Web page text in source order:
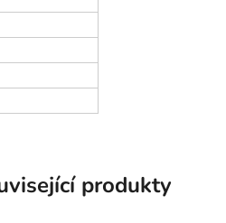
produkty